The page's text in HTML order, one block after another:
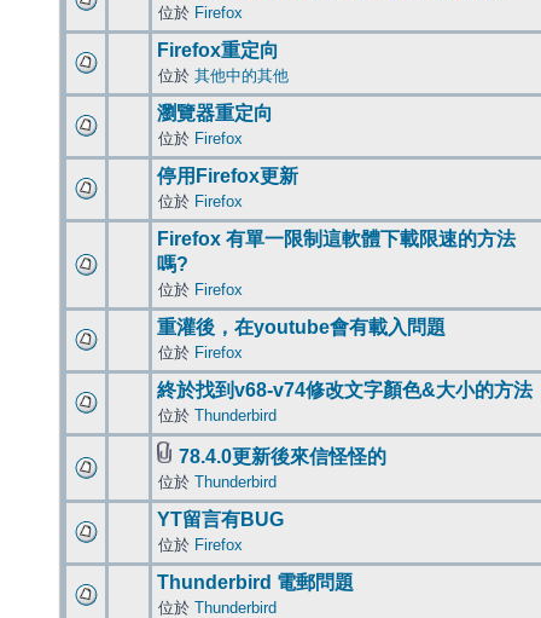
位於 Firefox
Firefox重定向
位於 其他中的其他
瀏覽器重定向
位於 Firefox
停用Firefox更新
位於 Firefox
Firefox 有單一限制這軟體下載限速的方法
嗎?
位於 Firefox
重灌後，在youtube會有載入問題
位於 Firefox
終於找到v68-v74修改文字顏色&大小的方法
位於 Thunderbird
78.4.0更新後來信怪怪的
位於 Thunderbird
YT留言有BUG
位於 Firefox
Thunderbird 電郵問題
位於 Thunderbird